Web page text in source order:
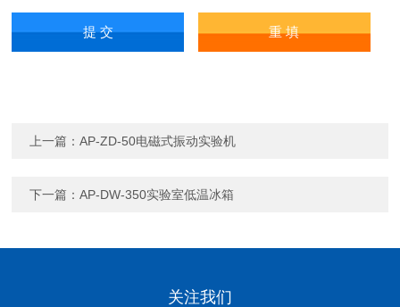
上一篇：AP-ZD-50电磁式振动实验机
下一篇：AP-DW-350实验室低温冰箱
关注我们